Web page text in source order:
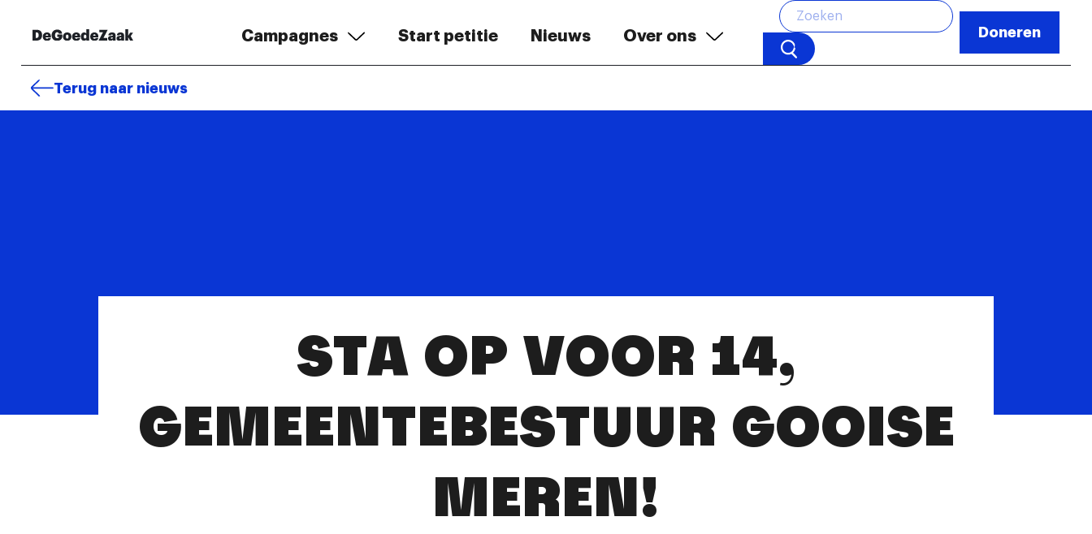
Campagnes Start petitie Nieuws Over ons Doneren
Terug naar nieuws
STA OP VOOR 14,
GEMEENTEBESTUUR GOOISE
MEREN!